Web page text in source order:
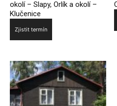
okolí – Slapy, Orlík a okolí –
Klučenice
Zjistit termín